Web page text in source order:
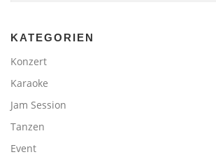
KATEGORIEN
Konzert
Karaoke
Jam Session
Tanzen
Event